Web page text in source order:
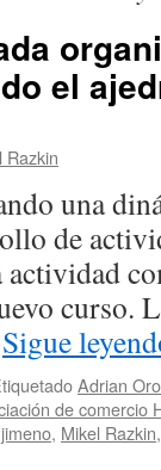
el
Razkin
una
de
curso.
Sigue
Adrian
de comercio
, Mikel Razkin